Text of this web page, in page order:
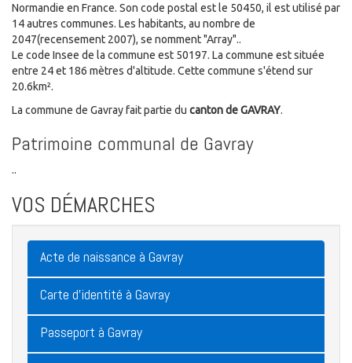
Normandie en France. Son code postal est le 50450, il est utilisé par
14 autres communes. Les habitants, au nombre de
2047(recensement 2007), se nomment "Array"..
Le code Insee de la commune est 50197. La commune est située
entre 24 et 186 mètres d'altitude. Cette commune s'étend sur
20.6km².
La commune de Gavray fait partie du canton de GAVRAY.
Patrimoine communal de Gavray
..
VOS DÉMARCHES
Acte de naissance à Gavray
Carte d'identité à Gavray
Passeport à Gavray